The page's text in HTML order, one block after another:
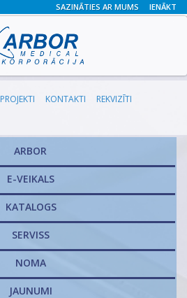
IENĀKT
SAZINĀTIES AR MUMS
PROJEKTI KONTAKTI
REKVIZĪTI
ARBOR
E-VEIKALS
KATALOGS
​SERVISS
NOMA
JAUNUMI